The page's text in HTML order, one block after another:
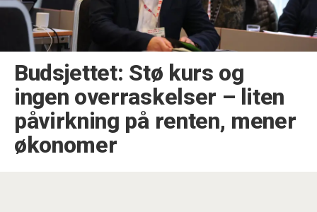
Budsjettet: Stø kurs og
ingen overraskelser –⁠ liten
påvirkning på renten, mener
økonomer